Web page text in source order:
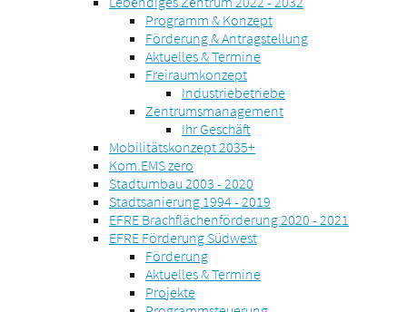
Programm & Konzept
Förderung & Antragstellung
Aktuelles & Termine
Freiraumkonzept
Industriebetriebe
Zentrumsmanagement
Ihr Geschäft
Mobilitätskonzept 2035+
Kom.EMS zero
Stadtumbau 2003 - 2020
Stadtsanierung 1994 - 2019
EFRE Brachflächenförderung 2020 - 2021
EFRE Förderung Südwest
Förderung
Aktuelles & Termine
Projekte